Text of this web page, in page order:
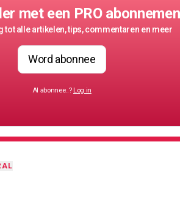
met een PRO
tot alle artikelen, tips, commentaren en meer
Word abonnee
Al abonnee..? Log in